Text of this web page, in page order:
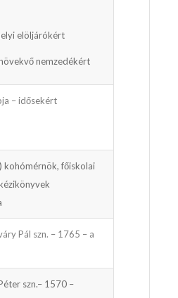
elöljárókért
nemzedékért
– idősekért
kohómérnök, főiskolai
Pál szn. – 1765 – a
szn.– 1570 –